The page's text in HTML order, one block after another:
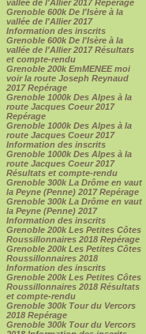
vallée de l'Allier 2017 Repérage
Grenoble 600k De l'Isère à la
vallée de l'Allier 2017
Information des inscrits
Grenoble 600k De l'Isère à la
vallée de l'Allier 2017 Résultats
et compte-rendu
Grenoble 200k EmMENEE moi
voir la route Joseph Reynaud
2017 Repérage
Grenoble 1000k Des Alpes à la
route Jacques Coeur 2017
Repérage
Grenoble 1000k Des Alpes à la
route Jacques Coeur 2017
Information des inscrits
Grenoble 1000k Des Alpes à la
route Jacques Coeur 2017
Résultats et compte-rendu
Grenoble 300k La Drôme en vaut
la Peyne (Penne) 2017 Repérage
Grenoble 300k La Drôme en vaut
la Peyne (Penne) 2017
Information des inscrits
Grenoble 200k Les Petites Côtes
Roussillonnaires 2018 Repérage
Grenoble 200k Les Petites Côtes
Roussillonnaires 2018
Information des inscrits
Grenoble 200k Les Petites Côtes
Roussillonnaires 2018 Résultats
et compte-rendu
Grenoble 300k Tour du Vercors
2018 Repérage
Grenoble 300k Tour du Vercors